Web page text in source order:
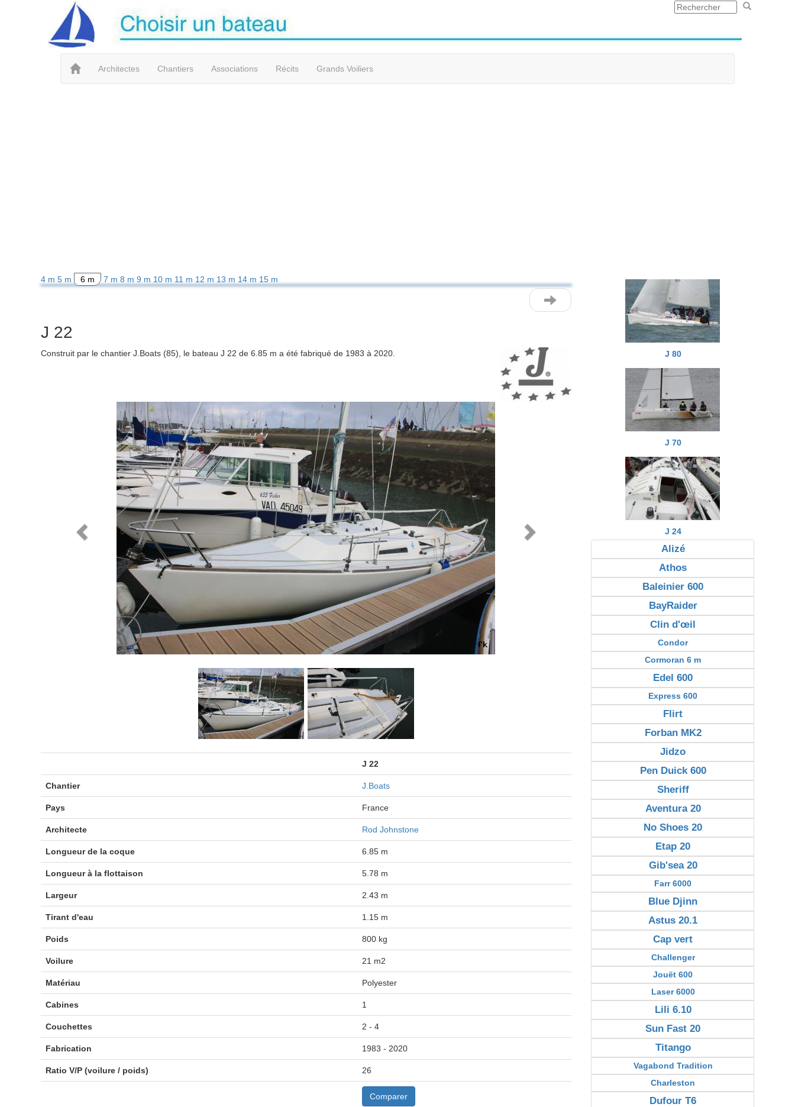
Architectes Chantiers Associations Récits Grands Voiliers
4 m 5 m 6 m 7 m 8 m 9 m 10 m 11 m 12 m 13 m 14 m 15 m
J 22
Construit par le chantier J.Boats (85), le bateau J 22 de 6.85 m a été fabriqué de 1983 à 2020.
Previous
J 22
Chantier J.Boats
Pays France
Architecte Rod Johnstone
Longueur de la coque 6.85 m
Longueur à la flottaison 5.78 m
Largeur 2.43 m
Tirant d'eau 1.15 m
Poids 800 kg
Voilure 21 m2
Matériau Polyester
Cabines 1
Couchettes 2 - 4
Fabrication 1983 - 2020
Ratio V/P (voilure / poids) 26
Comparer
J 80
J 70
J 24
Alizé
Athos
Baleinier 600
BayRaider
Clin d'œil
Condor
Cormoran 6 m
Edel 600
Express 600
Flirt
Forban MK2
Jidzo
Pen Duick 600
Sheriff
Aventura 20
No Shoes 20
Etap 20
Gib'sea 20
Farr 6000
Blue Djinn
Astus 20.1
Cap vert
Challenger
Jouët 600
Laser 6000
Lili 6.10
Sun Fast 20
Titango
Vagabond Tradition
Charleston
Dufour T6